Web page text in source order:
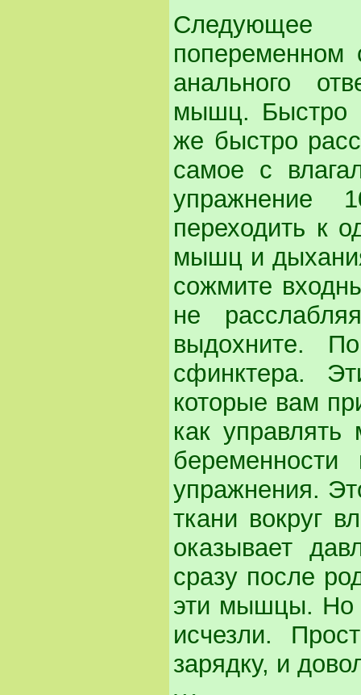
Следующее
анального
мышц. Быстро
же быстро
самое с
упражнение
переходить к
мышц и
сожмите
не
выдохните.
сфинктера.
которые вам
как
упражнения.
ткани вокруг
оказывает
сразу после
эти мышцы. Но
исчезли.
зарядку, и